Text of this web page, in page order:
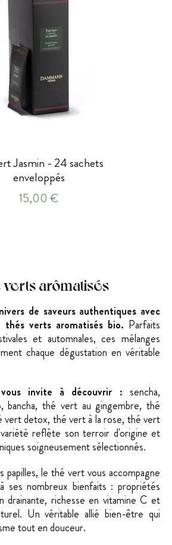
Jasmin - 24 sachets
enveloppés
15,00 €
verts arômatisés
de saveurs authentiques avec
verts aromatisés bio. Parfaits
et automnales, ces mélanges
chaque dégustation en véritable
invite à découvrir : sencha,
bancha, thé vert au gingembre, thé
vert detox, thé vert à la rose, thé vert
variété reflète son terroir d'origine et
soigneusement sélectionnés.
papilles, le thé vert vous accompagne
ses nombreux bienfaits : propriétés
drainante, richesse en vitamine C et
Un véritable allié bien-être qui
tout en douceur.